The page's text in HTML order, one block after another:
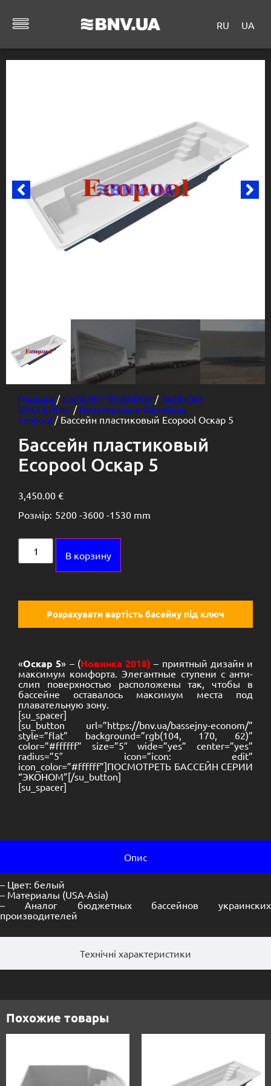
RU UA
Главная / КАТАЛОГ ТОВАРОВ /ЭКОНОМ
БАССЕЙНЫ / Пластиковые бассейны
Ecopool / Бассейн пластиковый Ecopool Оскар 5
Бассейн пластиковый
Ecopool Оскар 5
3,450.00 €
Розмір: 5200 -3600 -1530 mm
В корзину
Розрахувати вартість басейну під ключ
«Оскар 5» – (Новинка 2018) – приятный дизайн и
максимум комфорта. Элегантные ступени с анти-
слип поверхностью расположены так, чтобы в
бассейне оставалось максимум места под
плавательную зону.
[su_spacer]
[su_button url=”https://bnv.ua/bassejny-econom/”
style=”flat” background=”rgb(104, 170, 62)”
color=”#ffffff” size=”5″ wide=”yes” center=”yes”
radius=”5″ icon=”icon: edit”
icon_color=”#ffffff”]ПОСМОТРЕТЬ БАССЕЙН СЕРИИ
“ЭКОНОМ”[/su_button]
[su_spacer]
Опис
Технічні характеристики
– Цвет: белый
– Материалы (USA-Asia)
– Аналог бюджетных бассейнов украинских
производителей
Похожие товары